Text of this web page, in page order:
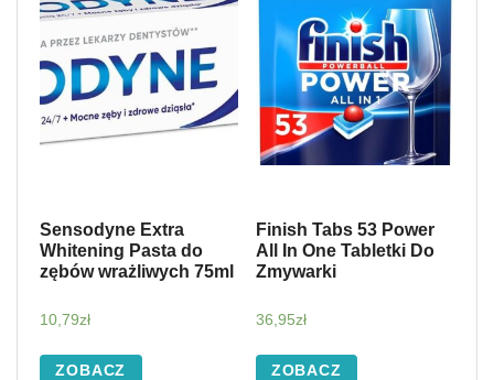
Sensodyne Extra
Whitening Pasta do
zębów wrażliwych 75ml
10,79zł
ZOBACZ
Finish Tabs 53 Power
All In One Tabletki Do
Zmywarki
36,95zł
ZOBACZ